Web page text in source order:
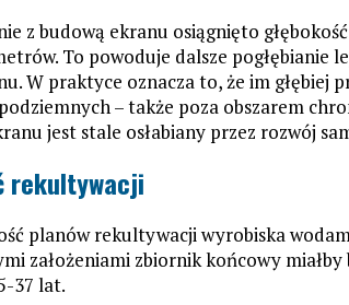
z budową ekranu osiągnięto
To powoduje dalsze pogłębianie
W praktyce oznacza to, że im głębiej
– także poza obszarem
jest stale osłabiany przez rozwój
rekultywacji
planów rekultywacji wyrobiska
założeniami zbiornik końcowy miałby
37 lat.